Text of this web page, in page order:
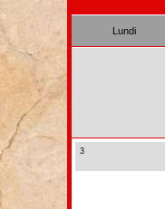
Lundi
3